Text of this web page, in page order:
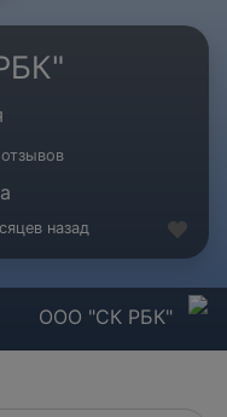
назад
ООО "СК РБК"